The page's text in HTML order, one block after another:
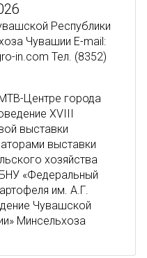
Республики
Чувашии E-mail:
in.com Тел. (8352)
Центре города
XVIII
выставки
выставки
хозяйства
«Федеральный
им. А.Г.
Чувашской
Минсельхоза